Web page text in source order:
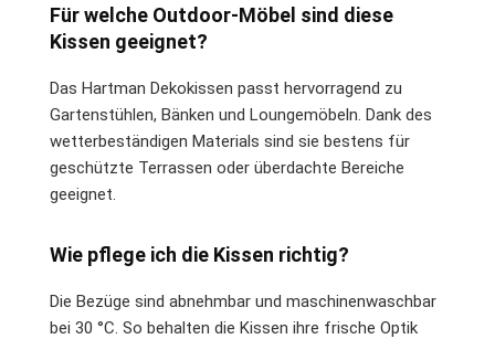
Für welche Outdoor-Möbel sind diese
Kissen geeignet?
Das Hartman Dekokissen passt hervorragend zu
Gartenstühlen, Bänken und Loungemöbeln. Dank des
wetterbeständigen Materials sind sie bestens für
geschützte Terrassen oder überdachte Bereiche
geeignet.
Wie pflege ich die Kissen richtig?
Die Bezüge sind abnehmbar und maschinenwaschbar
bei 30 °C. So behalten die Kissen ihre frische Optik